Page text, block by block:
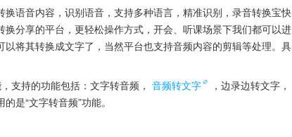
语音内容，识别语音，支持多种语言，精准识别，录音转换宝快
分享的平台，更轻松操作方式，开会、听课场景下我们都可以进
将其转换成文字了，当然平台也支持音频内容的剪辑等处理。具
支持的功能包括：文字转音频， 音频转文字
，边录边转文字，
是“文字转音频”功能。